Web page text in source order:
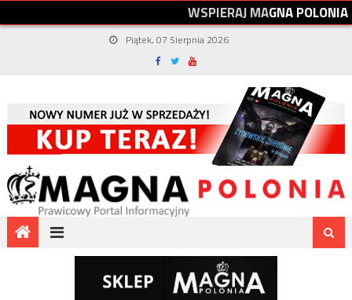
WSPIERAJMAGNAPOLONIA
Piątek, 07 Sierpnia 2026